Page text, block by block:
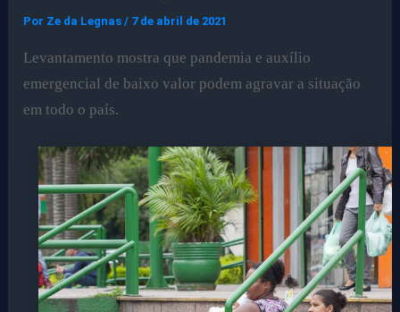
Por Ze da Legnas/ 7 de abril de 2021
Levantamento mostra que pandemia e auxílio
emergencial de baixo valor podem agravar a situação
em todo o país.